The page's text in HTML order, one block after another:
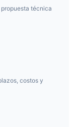
técnica
costos y